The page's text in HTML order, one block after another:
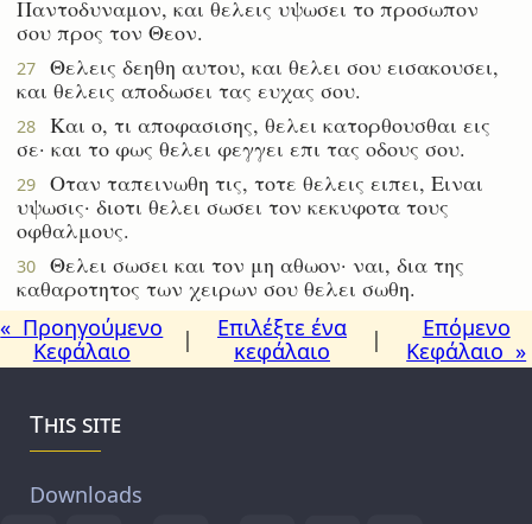
Παντοδυναμον, και θελεις υψωσει το προσωπον
σου προς τον Θεον.
27
Θελεις δεηθη αυτου, και θελει σου εισακουσει,
και θελεις αποδωσει τας ευχας σου.
28
Και ο, τι αποφασισης, θελει κατορθουσθαι εις
σε· και το φως θελει φεγγει επι τας οδους σου.
29
Οταν ταπεινωθη τις, τοτε θελεις ειπει, Ειναι
υψωσις· διοτι θελει σωσει τον κεκυφοτα τους
οφθαλμους.
30
Θελει σωσει και τον μη αθωον· ναι, δια της
καθαροτητος των χειρων σου θελει σωθη.
« Προηγούμενο
Κεφάλαιο
|
Επιλέξτε ένα
κεφάλαιο
|
Επόμενο
Κεφάλαιο »
This site
Downloads